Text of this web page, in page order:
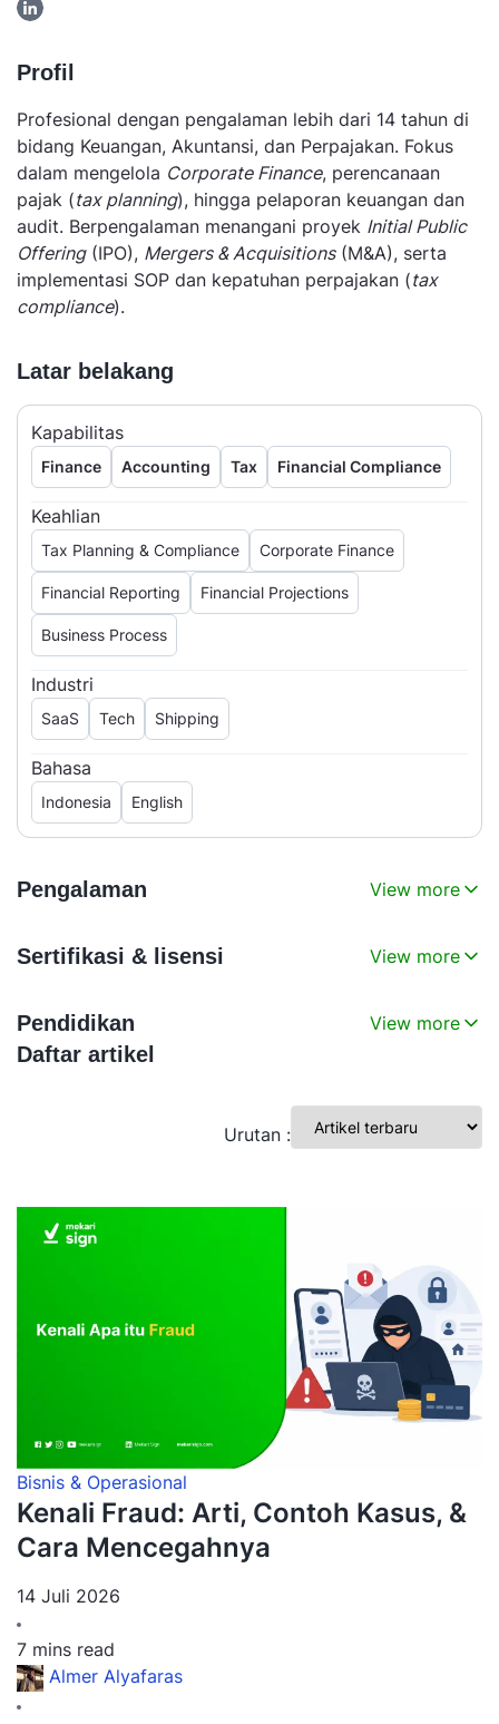
Profil
Profesional dengan pengalaman lebih dari 14 tahun di
bidang Keuangan, Akuntansi, dan Perpajakan. Fokus
dalam mengelola Corporate Finance, perencanaan
pajak (tax planning), hingga pelaporan keuangan dan
audit. Berpengalaman menangani proyek Initial Public
Offering(IPO), Mergers & Acquisitions(M&A), serta
implementasi SOP dan kepatuhan perpajakan (tax
compliance).
Latar belakang
Kapabilitas
Finance Accounting Tax Financial Compliance
Keahlian
Tax Planning & Compliance Corporate Finance
Financial Reporting Financial Projections
Business Process
Industri
SaaS Tech Shipping
Bahasa
Indonesia English
Pengalaman View more
Sertifikasi & lisensi View more
Pendidikan View more
Daftar artikel
Urutan :
Bisnis & Operasional
Kenali Fraud: Arti, Contoh Kasus, &
Cara Mencegahnya
14 Juli 2026
7 mins read
Almer Alyafaras